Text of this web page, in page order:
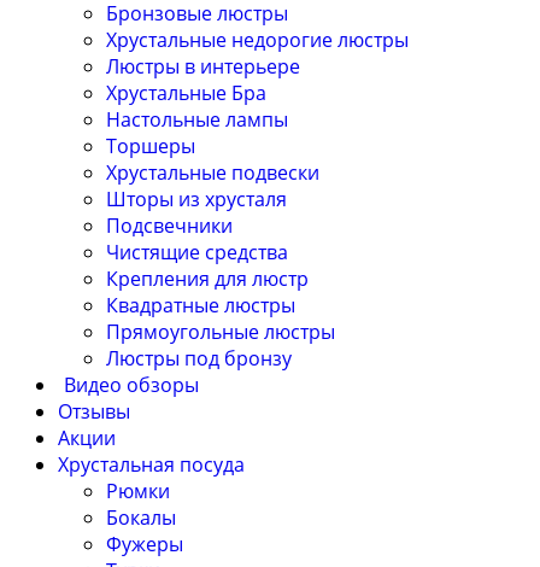
Бронзовые люстры
Хрустальные недорогие люстры
Люстры в интерьере
Хрустальные Бра
Настольные лампы
Торшеры
Хрустальные подвески
Шторы из хрусталя
Подсвечники
Чистящие средства
Крепления для люстр
Квадратные люстры
Прямоугольные люстры
Люстры под бронзу
Видео обзоры
Отзывы
Акции
Хрустальная посуда
Рюмки
Бокалы
Фужеры